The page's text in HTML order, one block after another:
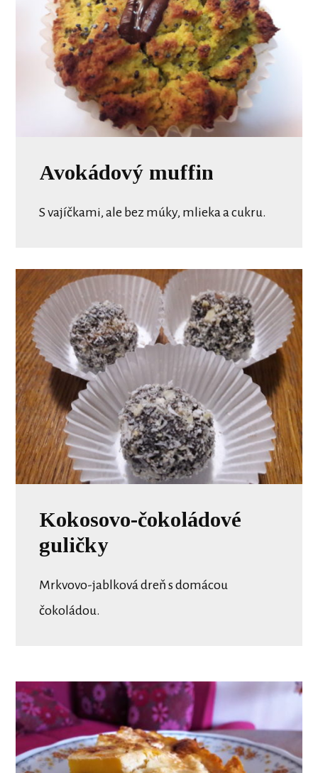
Avokádový muffin
S vajíčkami, ale bez múky, mlieka a cukru.
Kokosovo-čokoládové
guličky
Mrkvovo-jablková dreň s domácou
čokoládou.